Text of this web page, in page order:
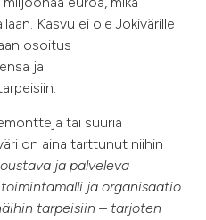
Kasvu ei ole Jokivärille
osoitus
ja
tai suuria
on aina tarttunut niihin
ja palveleva
ja organisaatio
tarpeisiin – tarjoten